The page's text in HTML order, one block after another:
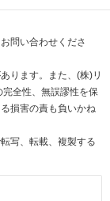
問い合わせくださ
ります。また、(株)リ
全性、無誤謬性を保
損害の責も負いかね
写、転載、複製する